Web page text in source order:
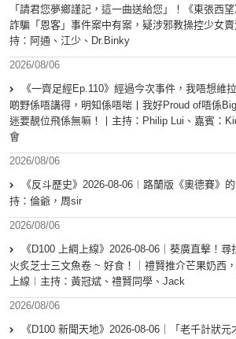
「請君您夢鄉謹記，這一曲送給您」！《東張西
詐騙「恩客」事件案中有案，疑涉邪教操控少女
持：阿通、江少、Dr.Binky
2026/08/06
《一齊足經Ep.110》經過今次事件，我唔想維
啲野係唔講得，明知係唔啱丨我好Proud of唔係
迷要靚位飛係無嘛！丨主持：Philip Lui、嘉賓：
會
2026/08/06
《反斗歷史》2026-08-06︱路蘭版《奧德賽》
持：倫爺，周sir
2026/08/06
《D100 上綱上線》2026-08-06｜葵廣直擊！尋
火炙芝士三文魚卷 ~ 好食！｜禮賢推介芒果奶西
上線︱主持：黃冠斌、禮賢同學、Jack
2026/08/06
《D100 新聞天地》2026-08-06｜「老千計狀